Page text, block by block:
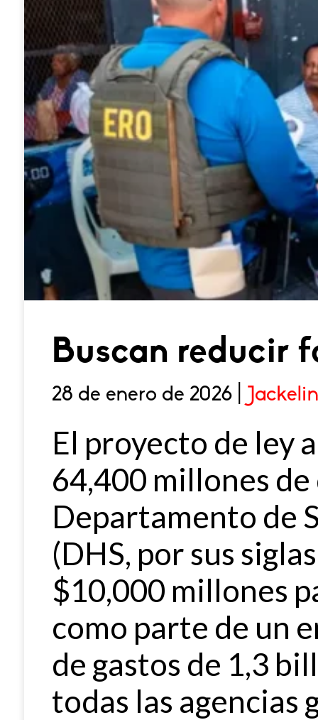
Buscan reducir
28 de enero de 2026 |
El proyecto de ley
64,400 millones
Departamento de
(DHS, por sus
$10,000 millones
como parte de un
de gastos de 1,3
todas las agencias